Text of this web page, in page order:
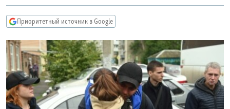
поиску
СИБИРЬ.РЕАЛИИ
РАСПИСАНИЕ ВЕЩАНИЯ
ПОДПИШИТЕСЬ НА РАССЫЛКУ
СОЦИАЛЬНЫЕ СЕТИ
Приоритетный источник в Google